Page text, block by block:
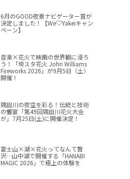
6月のGOOD夜景ナビゲーター賞が
決定しました！【We♡Yakeiキャン
ペーン】
音楽×花火で映画の世界観に浸ろ
う！「埼スタ花火 John Williams
Fireworks 2026」が9月5日（土）
開催！
隅田川の夜空を彩る！伝統と技術
の饗宴「第49回隅田川花火大会
が」7月25日(土)に開催決定！
富士山×湖×花火ってなんて贅
沢…山中湖で開催する「HANABI
MAGIC 2026」で極上の体験を